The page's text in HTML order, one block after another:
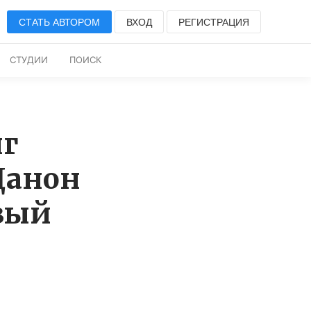
СТАТЬ АВТОРОМ ВХОД РЕГИСТРАЦИЯ
СТУДИИ ПОИСК